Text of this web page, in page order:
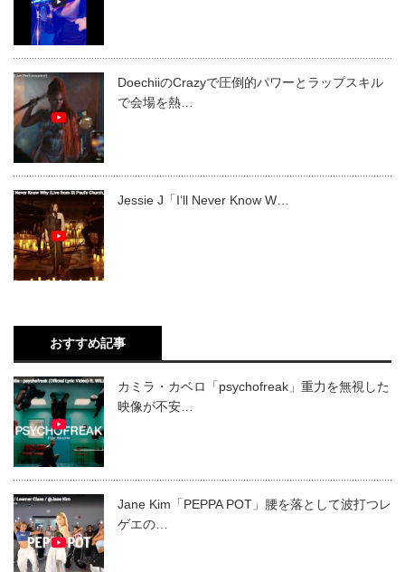
DoechiiのCrazyで圧倒的パワーとラップスキル
で会場を熱…
Jessie J「I’ll Never Know W…
おすすめ記事
カミラ・カベロ「psychofreak」重力を無視した
映像が不安…
Jane Kim「PEPPA POT」腰を落として波打つレ
ゲエの…